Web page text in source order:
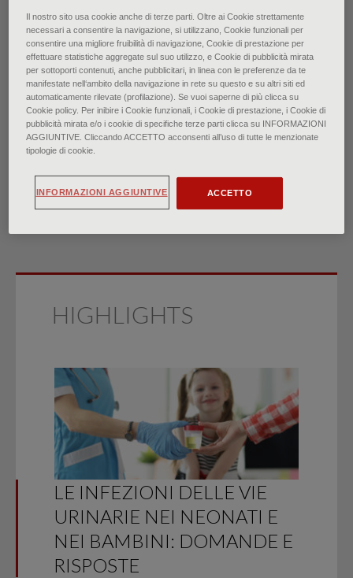
Valutazione dell’ittero negli
adulti
di
Dr.ssa Michelle Nelson, Dr. Shaunak R. Mulani, Dr. Aaron
Saguil
∙ Aprile 2026
HIGHLIGHTS
LE INFEZIONI DELLE VIE
URINARIE NEI NEONATI E
NEI BAMBINI: DOMANDE E
RISPOSTE
Il nostro sito usa cookie anche di terze parti. Oltre ai Cookie strettamente
necessari a consentire la navigazione, si utilizzano, Cookie funzionali per
consentire una migliore fruibilità di navigazione, Cookie di prestazione per
effettuare statistiche aggregate sul suo utilizzo, e Cookie di pubblicità mirata
per sottoporti contenuti, anche pubblicitari, in linea con le preferenze da te
manifestate nell‘ambito della navigazione in rete su questo e su altri siti ed
automaticamente rilevate (profilazione). Se vuoi saperne di più clicca su
Cookie policy. Per inibire i Cookie funzionali, i Cookie di prestazione, i Cookie di
pubblicità mirata e/o i cookie di specifiche terze parti clicca su INFORMAZIONI
AGGIUNTIVE. Cliccando ACCETTO acconsenti all’uso di tutte le menzionate
tipologie di cookie.
ACCETTO
INFORMAZIONI AGGIUNTIVE